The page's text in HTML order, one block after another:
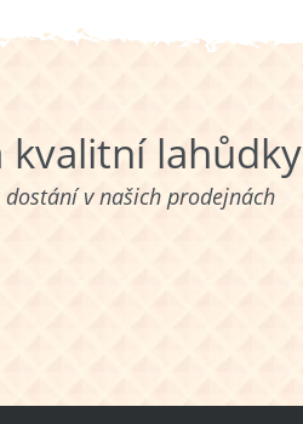
kvalitní lahůdky
v našich prodejnách